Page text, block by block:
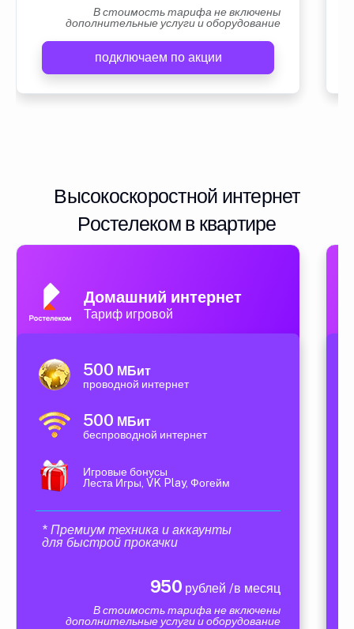
В стоимость тарифа не включены
дополнительные услуги и оборудование
подключаем по акции
Высокоскоростной интернет
Ростелеком в квартире
Домашний интернет
Тариф игровой
500 МБит
проводной интернет
500 МБит
беспроводной интернет
Игровые бонусы
Леста Игры, VK Play, Фогейм
* Премиум техника и аккаунты
для быстрой прокачки
950 рублей /в месяц
В стоимость тарифа не включены
дополнительные услуги и оборудование